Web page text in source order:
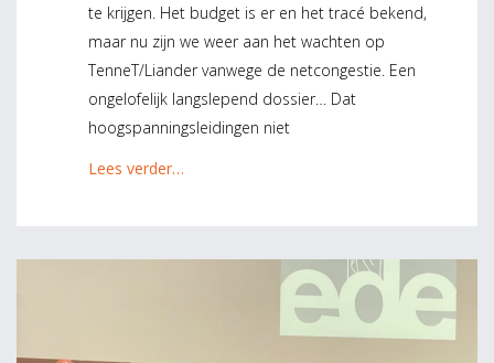
te krijgen. Het budget is er en het tracé bekend,
maar nu zijn we weer aan het wachten op
TenneT/Liander vanwege de netcongestie. Een
ongelofelijk langslepend dossier… Dat
hoogspanningsleidingen niet
Lees verder…